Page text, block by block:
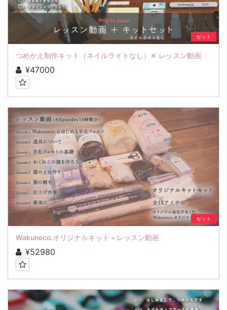
セット
つめかえ制作キット（ネイルライトなし）✕ レッスン動画
¥47000
セット
Wakuneco.オリジナルキット＋レッスン動画
¥52980